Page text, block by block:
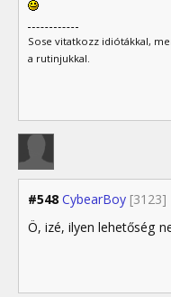
Sose vitatkozz idiótákkal,
a rutinjukkal.
#548 CybearBoy [3123]
Ö, izé, ilyen lehetőség